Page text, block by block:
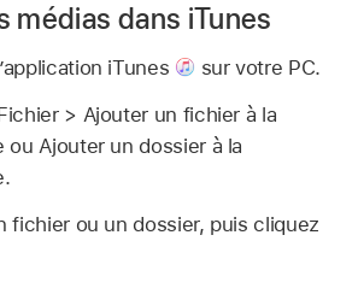
médias dans iTunes
iTunes
sur votre PC.
> Ajouter un fichier à la
ou Ajouter un dossier à la
fichier ou un dossier, puis cliquez